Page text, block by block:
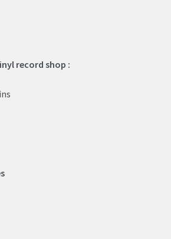
record shop :